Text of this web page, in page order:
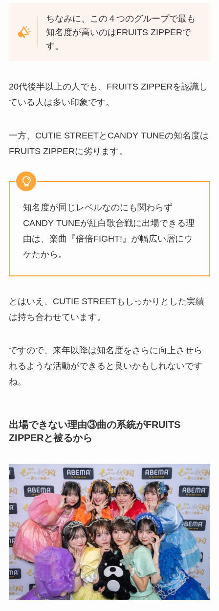
ちなみに、この４つのグループで最も
知名度が高いのはFRUITS ZIPPERで
す。
20代後半以上の人でも、FRUITS ZIPPERを認識し
ている人は多い印象です。
一方、CUTIE STREETとCANDY TUNEの知名度は
FRUITS ZIPPERに劣ります。
知名度が同じレベルなのにも関わらず
CANDY TUNEが紅白歌合戦に出場できる理
由は、楽曲『倍倍FIGHT!』が幅広い層にウ
ケたから。
とはいえ、CUTIE STREETもしっかりとした実績
は持ち合わせています。
ですので、来年以降は知名度をさらに向上させら
れるような活動ができると良いかもしれないです
ね。
出場できない理由③曲の系統がFRUITS
ZIPPERと被るから